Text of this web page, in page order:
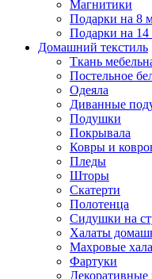
Магнитики
Подарки на 8
Подарки на 14
Домашний текстиль
Ткань
Постельное
Одеяла
Диванные
Подушки
Покрывала
Ковры и
Пледы
Шторы
Скатерти
Полотенца
Сидушки на
Халаты
Махровые
Фартуки
Декоративные